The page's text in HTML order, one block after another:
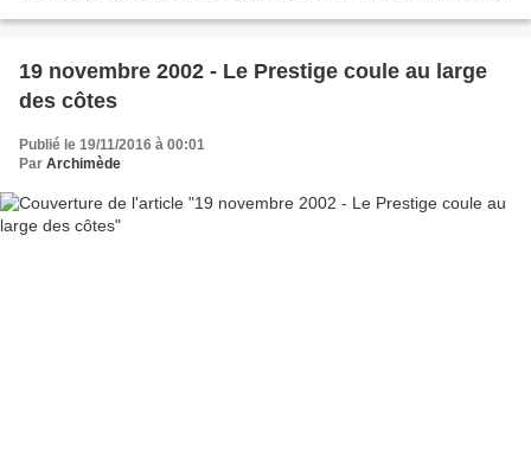
19 novembre 2002 - Le Prestige coule au large
des côtes
Publié le 19/11/2016 à 00:01
Par Archimède